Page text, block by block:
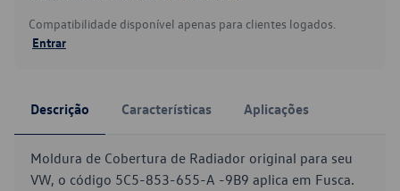
Compatibilidade disponível apenas para clientes logados.
Entrar
Descrição Características Aplicações
Moldura de Cobertura de Radiador original para seu
VW, o código 5C5-853-655-A -9B9 aplica em Fusca.